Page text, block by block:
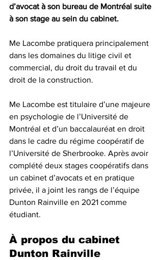
d’avocat à son bureau de Montréal suite
à son stage au sein du cabinet.
Me Lacombe pratiquera principalement
dans les domaines du litige civil et
commercial, du droit du travail et du
droit de la construction.
Me Lacombe est titulaire d’une majeure
en psychologie de l’Université de
Montréal et d’un baccalauréat en droit
dans le cadre du régime coopératif de
l’Université de Sherbrooke. Après avoir
complété deux stages coopératifs dans
un cabinet d’avocats et en pratique
privée, il a joint les rangs de l’équipe
Dunton Rainville en 2021 comme
étudiant.
À propos du cabinet
Dunton Rainville